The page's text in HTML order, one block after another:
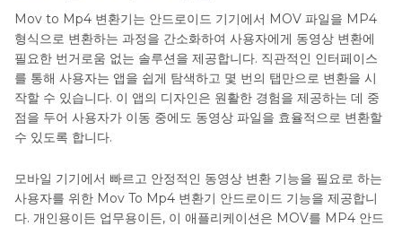
Mov to Mp4 변환기는 안드로이드 기기에서 MOV 파일을 MP4
형식으로 변환하는 과정을 간소화하여 사용자에게 동영상 변환에
필요한 번거로움 없는 솔루션을 제공합니다. 직관적인 인터페이스
를 통해 사용자는 앱을 쉽게 탐색하고 몇 번의 탭만으로 변환을 시
작할 수 있습니다. 이 앱의 디자인은 원활한 경험을 제공하는 데 중
점을 두어 사용자가 이동 중에도 동영상 파일을 효율적으로 변환할
수 있도록 합니다.
모바일 기기에서 빠르고 안정적인 동영상 변환 기능을 필요로 하는
사용자를 위한 Mov To Mp4 변환기 안드로이드 기능을 제공합니
다. 개인용이든 업무용이든, 이 애플리케이션은 MOV를 MP4 안드